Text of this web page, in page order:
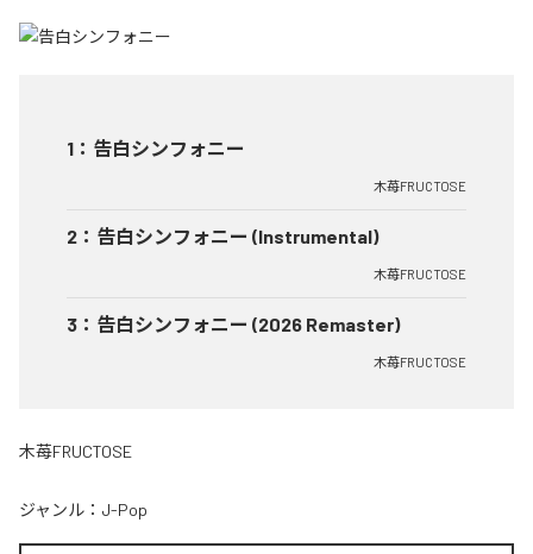
1 ： 告白シンフォニー
木苺FRUCTOSE
2 ： 告白シンフォニー (Instrumental)
木苺FRUCTOSE
3 ： 告白シンフォニー (2026 Remaster)
木苺FRUCTOSE
木苺FRUCTOSE
ジャンル： J-Pop